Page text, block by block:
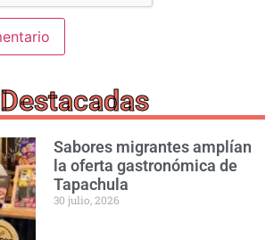
Destacadas
Sabores migrantes amplían
la oferta gastronómica de
Tapachula
30 julio, 2026